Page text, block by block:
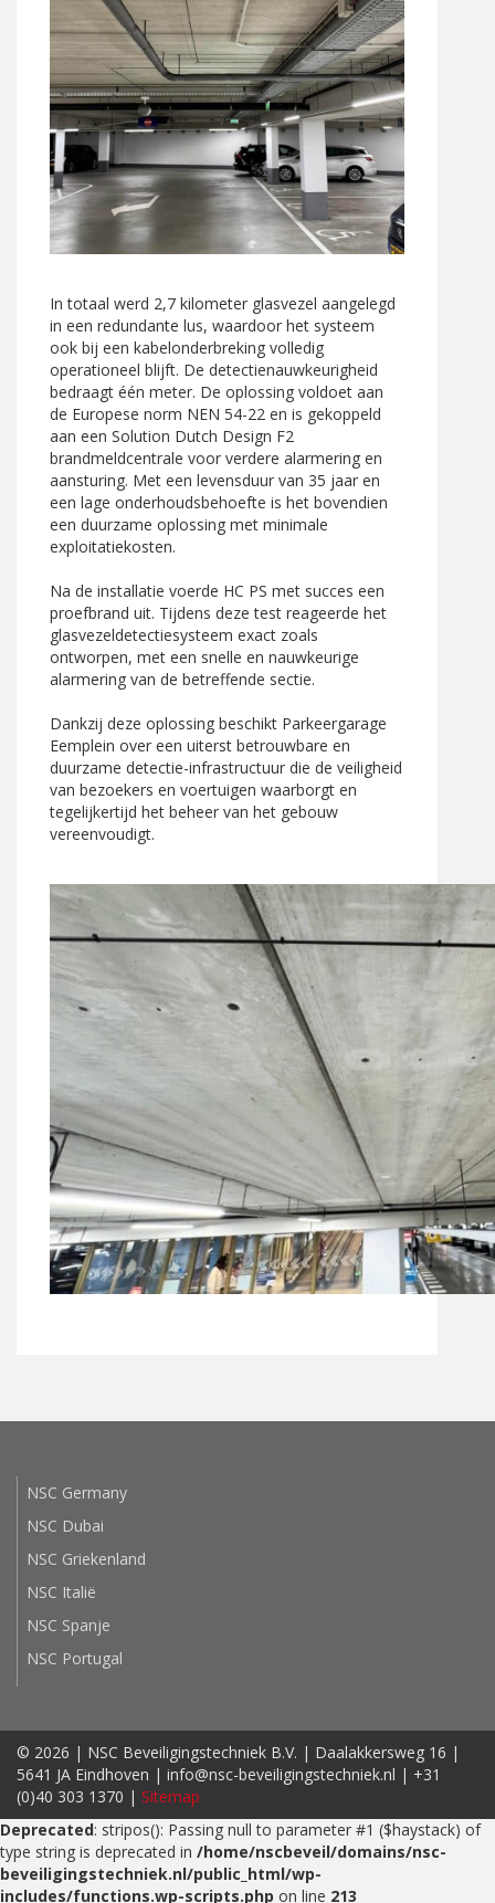
In totaal werd 2,7 kilometer glasvezel aangelegd
in een redundante lus, waardoor het systeem
ook bij een kabelonderbreking volledig
operationeel blijft. De detectienauwkeurigheid
bedraagt één meter. De oplossing voldoet aan
de Europese norm NEN 54-22 en is gekoppeld
aan een Solution Dutch Design F2
brandmeldcentrale voor verdere alarmering en
aansturing. Met een levensduur van 35 jaar en
een lage onderhoudsbehoefte is het bovendien
een duurzame oplossing met minimale
exploitatiekosten.
Na de installatie voerde HC PS met succes een
proefbrand uit. Tijdens deze test reageerde het
glasvezeldetectiesysteem exact zoals
ontworpen, met een snelle en nauwkeurige
alarmering van de betreffende sectie.
Dankzij deze oplossing beschikt Parkeergarage
Eemplein over een uiterst betrouwbare en
duurzame detectie-infrastructuur die de veiligheid
van bezoekers en voertuigen waarborgt en
tegelijkertijd het beheer van het gebouw
vereenvoudigt.
NSC Germany
NSC Dubai
NSC Griekenland
NSC Italië
NSC Spanje
NSC Portugal
© 2026 | NSC Beveiligingstechniek B.V. | Daalakkersweg 16 |
5641 JA Eindhoven | info@nsc-beveiligingstechniek.nl | +31
(0)40 303 1370 | Sitemap
Deprecated: stripos(): Passing null to parameter #1 ($haystack) of
type string is deprecated in /home/nscbeveil/domains/nsc-
beveiligingstechniek.nl/public_html/wp-
includes/functions.wp-scripts.php on line 213